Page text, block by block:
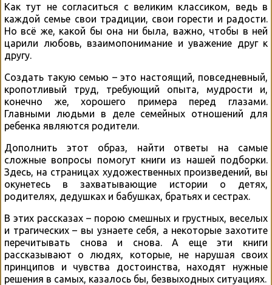
Как тут не согласиться с великим классиком, ведь в
каждой семье свои традиции, свои горести и радости.
Но всё же, какой бы она ни была, важно, чтобы в ней
царили любовь, взаимопонимание и уважение друг к
другу.
Создать такую семью – это настоящий, повседневный,
кропотливый труд, требующий опыта, мудрости и,
конечно же, хорошего примера перед глазами.
Главными людьми в деле семейных отношений для
ребенка являются родители.
Дополнить этот образ, найти ответы на самые
сложные вопросы помогут книги из нашей подборки.
Здесь, на страницах художественных произведений, вы
окунетесь в захватывающие истории о детях,
родителях, дедушках и бабушках, братьях и сестрах.
В этих рассказах – порою смешных и грустных, веселых
и трагических – вы узнаете себя, а некоторые захотите
перечитывать снова и снова. А еще эти книги
рассказывают о людях, которые, не нарушая своих
принципов и чувства достоинства, находят нужные
решения в самых, казалось бы, безвыходных ситуациях.